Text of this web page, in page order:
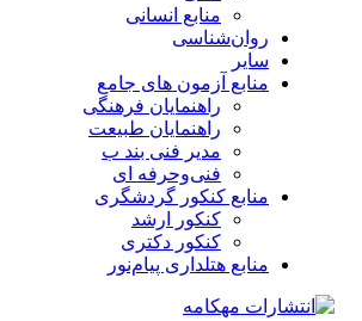
منابع انسانی
روان‌شناسی
سایر
منابع آزمون های جامع
راهنمایان فرهنگی
راهنمایان طبیعت
مدیر فنی بند ب
فنی‌وحرفه‌ ای
منابع کنکور گردشگری
کنکور ارشد
کنکور دکتری
منابع هتلداری پیام‌نور